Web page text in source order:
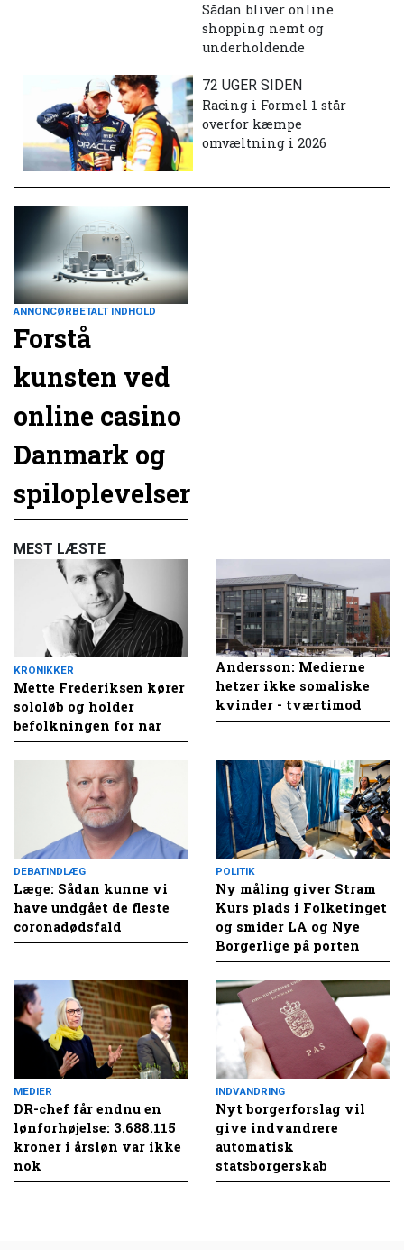
Sådan bliver online
shopping nemt og
underholdende
72 UGER SIDEN
Racing i Formel 1 står
overfor kæmpe
omvæltning i 2026
ANNONCØRBETALT INDHOLD
Forstå
kunsten ved
online casino
Danmark og
spiloplevelser
MEST LÆSTE
KRONIKKER
Mette Frederiksen kører
sololøb og holder
befolkningen for nar
Andersson: Medierne
hetzer ikke somaliske
kvinder - tværtimod
DEBATINDLÆG
Læge: Sådan kunne vi
have undgået de fleste
coronadødsfald
POLITIK
Ny måling giver Stram
Kurs plads i Folketinget
og smider LA og Nye
Borgerlige på porten
MEDIER
DR-chef får endnu en
lønforhøjelse: 3.688.115
kroner i årsløn var ikke
nok
INDVANDRING
Nyt borgerforslag vil
give indvandrere
automatisk
statsborgerskab